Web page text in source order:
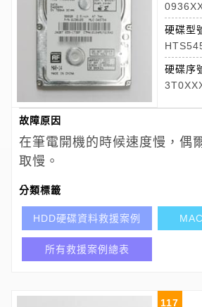
硬碟型
硬碟序
故障原因
在筆電開機的時候速度慢，偶
取慢。
分類標籤
HDD硬碟資料救援案例
所有救援案例總表
117